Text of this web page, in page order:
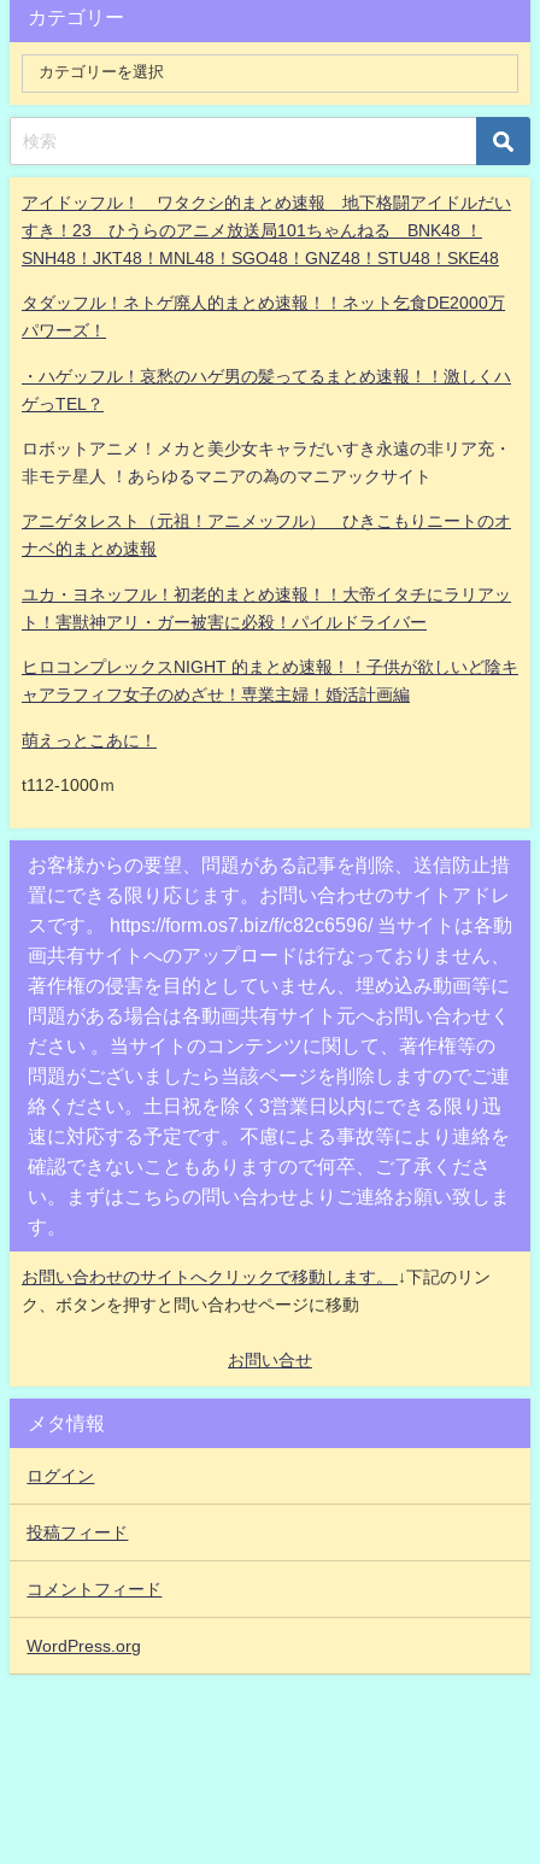
カテゴリー
アイドッフル！ ワタクシ的まとめ速報 地下格闘アイドルだい
すき！23 ひうらのアニメ放送局101ちゃんねる BNK48 ！
SNH48！JKT48！MNL48！SGO48！GNZ48！STU48！SKE48
タダッフル！ネトゲ廃人的まとめ速報！！ネット乞食DE2000万
パワーズ！
・ハゲッフル！哀愁のハゲ男の髪ってるまとめ速報！！激しくハ
ゲっTEL？
ロボットアニメ！メカと美少女キャラだいすき永遠の非リア充・
非モテ星人 ！あらゆるマニアの為のマニアックサイト
アニゲタレスト（元祖！アニメッフル） ひきこもりニートのオ
ナベ的まとめ速報
ユカ・ヨネッフル！初老的まとめ速報！！大帝イタチにラリアッ
ト！害獣神アリ・ガー被害に必殺！パイルドライバー
ヒロコンプレックスNIGHT 的まとめ速報！！子供が欲しいど陰キ
ャアラフィフ女子のめざせ！専業主婦！婚活計画編
萌えっとこあに！
t112-1000ｍ
お客様からの要望、問題がある記事を削除、送信防止措
置にできる限り応じます。お問い合わせのサイトアドレ
スです。 https://form.os7.biz/f/c82c6596/ 当サイトは各動
画共有サイトへのアップロードは行なっておりません、
著作権の侵害を目的としていません、埋め込み動画等に
問題がある場合は各動画共有サイト元へお問い合わせく
ださい 。当サイトのコンテンツに関して、著作権等の
問題がございましたら当該ページを削除しますのでご連
絡ください。土日祝を除く3営業日以内にできる限り迅
速に対応する予定です。不慮による事故等により連絡を
確認できないこともありますので何卒、ご了承くださ
い。まずはこちらの問い合わせよりご連絡お願い致しま
す。
お問い合わせのサイトへクリックで移動します。
↓下記のリン
ク、ボタンを押すと問い合わせページに移動
お問い合せ
メタ情報
ログイン
投稿フィード
コメントフィード
WordPress.org